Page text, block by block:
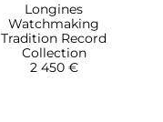
Longines
Watchmaking
Tradition Record
Collection
2 450 €